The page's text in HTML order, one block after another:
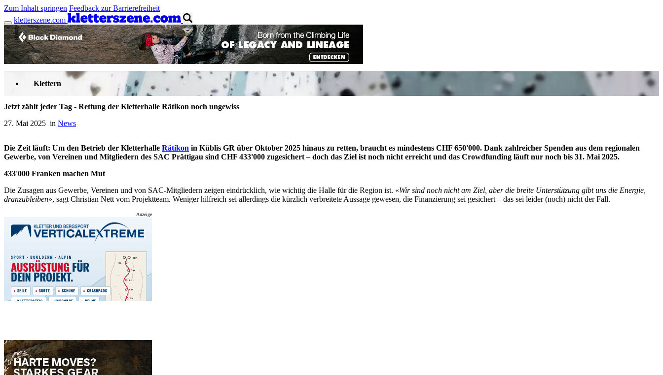
Zum Inhalt springen Feedback zur Barrierefreiheit
kletterszene.com
Anzeige
Jetzt zählt jeder Tag - Rettung der Kletterhalle Rätikon noch ungewiss
27. Mai 2025 in News
Klettern
Die Zeit läuft: Um den Betrieb der Kletterhalle Rätikon in Küblis GR über Oktober 2025 hinaus zu retten, braucht es mindestens CHF 650'000. Dank zahlreicher Spenden aus dem regionalen
Gewerbe, von Vereinen und Mitgliedern des SAC Prättigau sind CHF 433'000 zugesichert – doch das Ziel ist noch nicht erreicht und das Crowdfunding läuft nur noch bis 31. Mai 2025.
433'000 Franken machen Mut
Die Zusagen aus Gewerbe, Vereinen und von SAC-Mitgliedern zeigen eindrücklich, wie wichtig die Halle für die Region ist. «Wir sind noch nicht am Ziel, aber die breite Unterstützung gibt uns die Energie,
dranzubleiben», sagt Christian Nett vom Projektteam. Weniger hilfreich sei allerdings die kürzlich verbreitete Aussage gewesen, die Finanzierung sei gesichert – das sei leider (noch) nicht der Fall.
Anzeige